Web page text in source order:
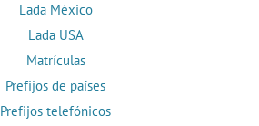
Lada México
Lada USA
Matrículas
Prefijos de países
Prefijos telefónicos